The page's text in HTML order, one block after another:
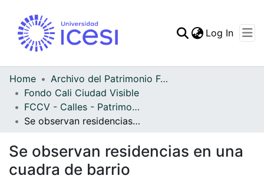
Log In
Home
Archivo del Patrimonio Fotográfico y Fílmico del Valle del Cauca
Fondo Cali Ciudad Visible
FCCV - Calles - Patrimonial
Se observan residencias en una cuadra de barrio
Se observan residencias en una
cuadra de barrio